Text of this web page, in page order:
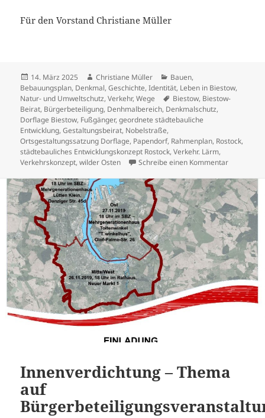
Für den Vorstand Christiane Müller
Veröffentlicht
am
14. März 2025 Autor
Christiane Müller Kategorien
Bauen,
Bebauungsplan, Denkmal,Geschichte,Identität, Leben in Biestow,
Natur- und Umweltschutz,Verkehr,Wege Schlagwörter
Biestow, Biestow-
Beirat, Bürgerbeteiligung, Denhmalbereich, Denkmalschutz,
Dorflage Biestow, Fußgänger,geordnete städtebauliche
Entwicklung,Gestaltungsbeirat, Nobelstraße,
Ortsgestaltungssatzung Dorflage, Papendorf, Rahmenplan, Rostock,
städtebauliches Entwicklungskonzept Rostock,Verkehr. Lärm,
Verkehrskonzept,wilder Osten Schreibe einen Kommentarzu „Hurra,
Innenverdichtung – Thema
auf